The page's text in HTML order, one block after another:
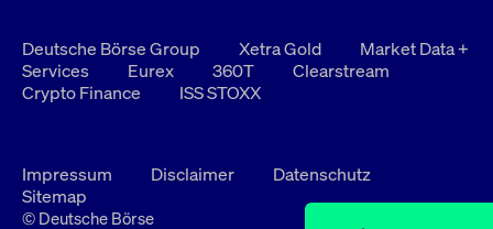
Deutsche Börse Group Xetra Gold
Market Data +
Services
Eurex 360T
Clearstream
Crypto Finance
ISS STOXX
Impressum Disclaimer
Datenschutz
Sitemap
© Deutsche Börse